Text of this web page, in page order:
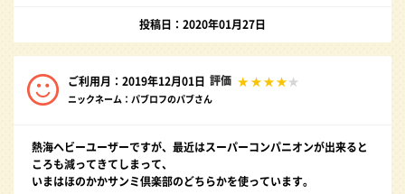
投稿日：2020年01月27日
ご利用月：2019年12月01日 評価
ニックネーム：パブロフのパブさん
熱海ヘビーユーザーですが、最近はスーパーコンパニオンが出来ると
ころも減ってきてしまって、
いまはほのかかサンミ倶楽部のどちらかを使っています。